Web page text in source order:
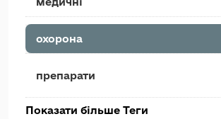
охорона
препарати
Показати більше Теги